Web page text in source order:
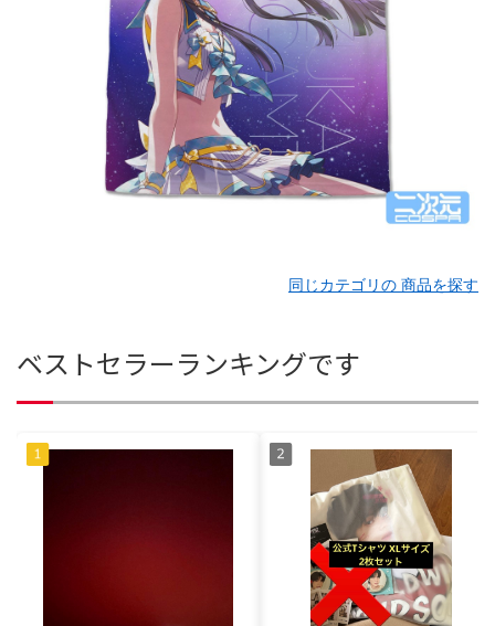
同じカテゴリの 商品を探す
ベストセラーランキングです